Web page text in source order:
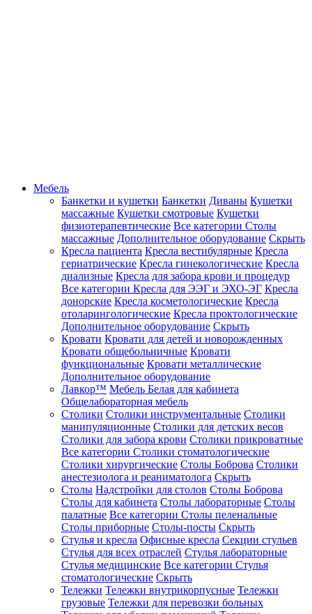
Мебель
Банкетки и кушетки Банкетки Диваны Кушетки
массажные Кушетки смотровые Кушетки
физиотерапевтические Все категории Столы
массажные Дополнительное оборудование Скрыть
Кресла пациента Кресла вестибулярные Кресла
гериатрические Кресла гинекологические Кресла
диализные Кресла для забора крови и процедур
Все категории Кресла для ЭЭГ и ЭХО-ЭГ Кресла
донорские Кресла косметологические Кресла
отоларингологические Кресла проктологические
Дополнительное оборудование Скрыть
Кровати Кровати для детей и новорожденных
Кровати общебольничные Кровати
функциональные Кровати металлические
Дополнительное оборудование
Лавкор™ Мебель Белая для кабинета
Общелабораторная мебель
Столики Столики инструментальные Столики
манипуляционные Столики для детских весов
Столики для забора крови Столики прикроватные
Все категории Столики стоматологические
Столики хирургические Столы Боброва Столики
анестезиолога и реаниматолога Скрыть
Столы Надстройки для столов Столы Боброва
Столы для кабинета Столы лабораторные Столы
палатные Все категории Столы пеленальные
Столы приборные Столы-посты Скрыть
Стулья и кресла Офисные кресла Секции стульев
Стулья для всех отраслей Стулья лабораторные
Стулья медицинские Все категории Стулья
стоматологические Скрыть
Тележки Тележки внутрикорпусные Тележки
грузовые Тележки для перевозки больных